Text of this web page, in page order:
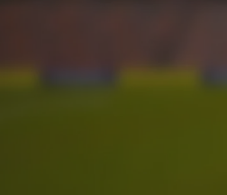
Taça Generali